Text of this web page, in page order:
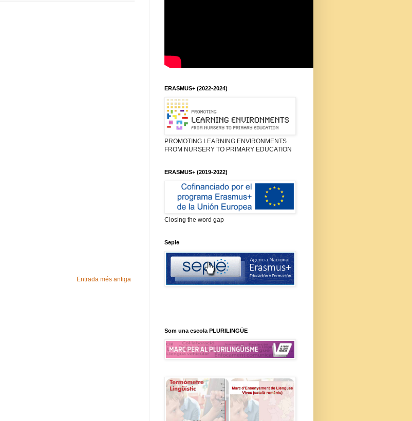
Entrada més antiga
ERASMUS+ (2022-2024)
PROMOTING LEARNING ENVIRONMENTS
FROM NURSERY TO PRIMARY EDUCATION
ERASMUS+ (2019-2022)
Closing the word gap
Sepie
Som una escola PLURILINGÜE